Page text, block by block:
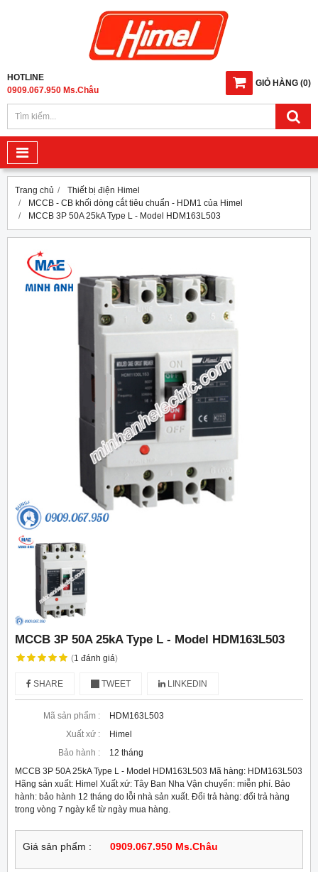
GIỎ HÀNG (0)
HOTLINE
0909.067.950 Ms.Châu
Trang chủ
Thiết bị điện Himel
MCCB - CB khối dòng cắt tiêu chuẩn - HDM1 của Himel
MCCB 3P 50A 25kA Type L - Model HDM163L503
MCCB 3P 50A 25kA Type L - Model HDM163L503
(1 đánh giá)
SHARE TWEET LINKEDIN
Mã sản phẩm :
HDM163L503
Xuất xứ :
Himel
Bảo hành :
12 tháng
MCCB 3P 50A 25kA Type L - Model HDM163L503 Mã hàng: HDM163L503
Hãng sản xuất: Himel Xuất xứ: Tây Ban Nha Vận chuyển: miễn phí. Bảo
hành: bảo hành 12 tháng do lỗi nhà sản xuất. Đổi trả hàng: đổi trả hàng
trong vòng 7 ngày kể từ ngày mua hàng.
Giá sản phẩm : 0909.067.950 Ms.Châu